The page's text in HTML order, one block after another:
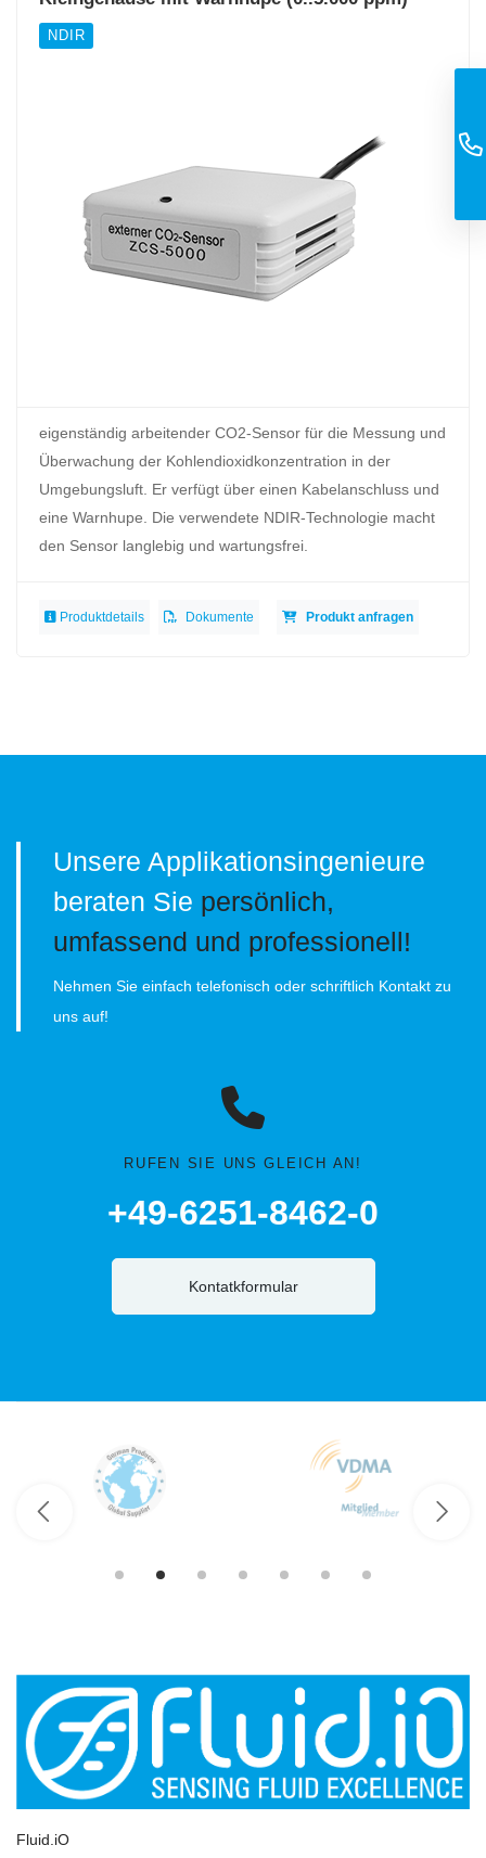
NDIR
eigenständig arbeitender CO2-Sensor für die Messung und
Überwachung der Kohlendioxidkonzentration in der
Umgebungsluft. Er verfügt über einen Kabelanschluss und
eine Warnhupe. Die verwendete NDIR-Technologie macht
den Sensor langlebig und wartungsfrei.
Produktdetails Dokumente Produkt anfragen
Unsere Applikationsingenieure
beraten Sie persönlich,
umfassend und professionell!
Nehmen Sie einfach telefonisch oder schriftlich Kontakt zu
uns auf!
RUFEN SIE UNS GLEICH AN!
+49-6251-8462-0
Kontatkformular
Fluid.iO